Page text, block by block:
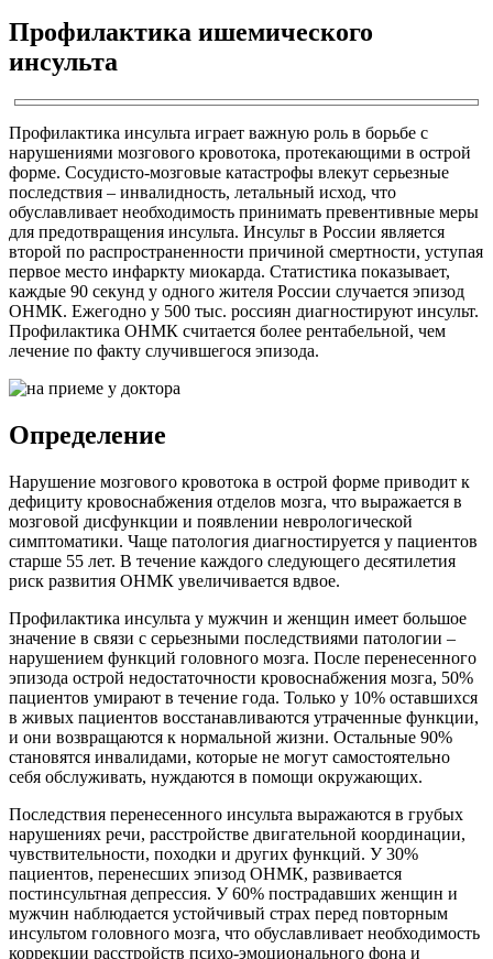
Профилактика ишемического
инсульта
Профилактика инсульта играет важную роль в борьбе с
нарушениями мозгового кровотока, протекающими в острой
форме. Сосудисто-мозговые катастрофы влекут серьезные
последствия – инвалидность, летальный исход, что
обуславливает необходимость принимать превентивные меры
для предотвращения инсульта. Инсульт в России является
второй по распространенности причиной смертности, уступая
первое место инфаркту миокарда. Статистика показывает,
каждые 90 секунд у одного жителя России случается эпизод
ОНМК. Ежегодно у 500 тыс. россиян диагностируют инсульт.
Профилактика ОНМК считается более рентабельной, чем
лечение по факту случившегося эпизода.
Определение
Нарушение мозгового кровотока в острой форме приводит к
дефициту кровоснабжения отделов мозга, что выражается в
мозговой дисфункции и появлении неврологической
симптоматики. Чаще патология диагностируется у пациентов
старше 55 лет. В течение каждого следующего десятилетия
риск развития ОНМК увеличивается вдвое.
Профилактика инсульта у мужчин и женщин имеет большое
значение в связи с серьезными последствиями патологии –
нарушением функций головного мозга. После перенесенного
эпизода острой недостаточности кровоснабжения мозга, 50%
пациентов умирают в течение года. Только у 10% оставшихся
в живых пациентов восстанавливаются утраченные функции,
и они возвращаются к нормальной жизни. Остальные 90%
становятся инвалидами, которые не могут самостоятельно
себя обслуживать, нуждаются в помощи окружающих.
Последствия перенесенного инсульта выражаются в грубых
нарушениях речи, расстройстве двигательной координации,
чувствительности, походки и других функций. У 30%
пациентов, перенесших эпизод ОНМК, развивается
постинсультная депрессия. У 60% пострадавших женщин и
мужчин наблюдается устойчивый страх перед повторным
инсультом головного мозга, что обуславливает необходимость
коррекции расстройств психо-эмоционального фона и